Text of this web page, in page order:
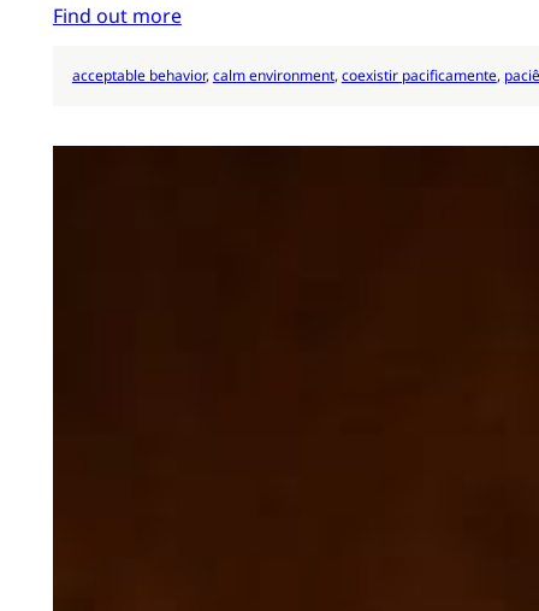
Find out more
acceptable behavior, calm environment, coexistir pacificamente,